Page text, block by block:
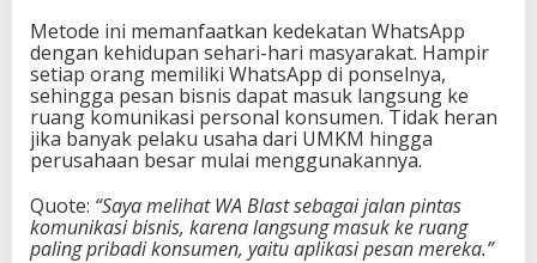
s
Metode ini memanfaatkan kedekatan WhatsApp
dengan kehidupan sehari-hari masyarakat. Hampir
setiap orang memiliki WhatsApp di ponselnya,
sehingga pesan bisnis dapat masuk langsung ke
ruang komunikasi personal konsumen. Tidak heran
jika banyak pelaku usaha dari UMKM hingga
perusahaan besar mulai menggunakannya.
Quote: “Saya melihat WA Blast sebagai jalan pintas
komunikasi bisnis, karena langsung masuk ke ruang
paling pribadi konsumen, yaitu aplikasi pesan mereka.”